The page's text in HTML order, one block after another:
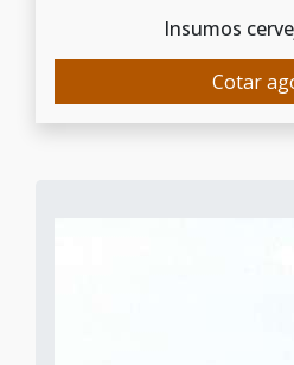
Insumos
Cotar